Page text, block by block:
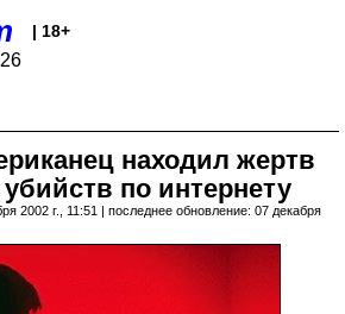
| 18+
находил жертв
по интернету
2002 г., 11:51 | последнее обновление: 07 декабря